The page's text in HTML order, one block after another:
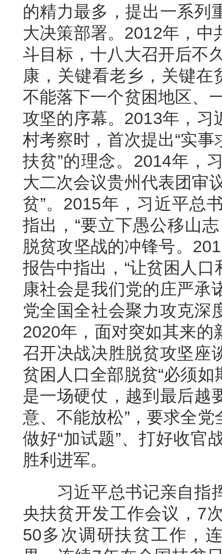
的精力最多，提出一系列
大决策部署。2012年，
斗目标，十八大召开后不
康，关键看老乡，关键在
不能落下一个贫困地区、
攻坚的序幕。2013年，习
村考察时，首次提出“实
扶贫”的理念。2014年，
大二次会议贵州代表团审
贫”。2015年，习近平总
指出，“要立下愚公移山
脱贫攻坚战的冲锋号。
报告中指出，“让贫困人
康社会是我们党的庄严承
党全国全社会聚力攻克深
2020年，面对突如其来的
召开决战决胜脱贫攻坚座
贫困人口全部脱贫“必须
是一场硬仗，越到最后越
意、不能放松”，要求全
做好“加试题”、打好收官
胜利进军。
习近平总书记亲自指
央扶贫开发工作会议，7
50多次调研扶贫工作，